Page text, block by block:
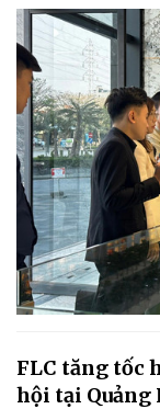
FLC tăng tốc
hội tại Quảng